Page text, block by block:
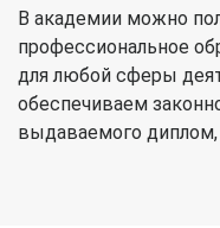
В академии можно
профессиональное
для любой сферы
обеспечиваем
выдаваемого